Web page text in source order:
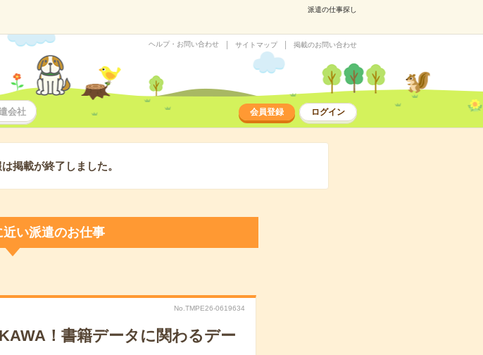
派遣の仕事探し
ヘルプ・お問い合わせ サイトマップ 掲載のお問い合わせ
会社 会員登録 ログイン
掲載が終了しました。
い派遣のお仕事
No.TMPE26-0619634
！書籍データに関わるデー